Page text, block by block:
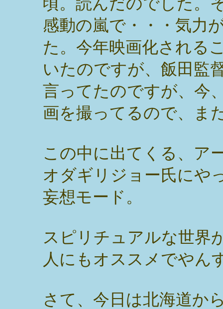
感動の嵐で・・・気力
た。今年映画化される
いたのですが、飯田監
言ってたのですが、今
画を撮ってるので、ま
この中に出てくる、ア
オダギリジョー氏にや
妄想モード。
スピリチュアルな世界
人にもオススメでやん
さて、今日は北海道か